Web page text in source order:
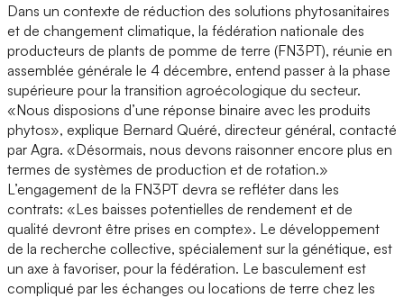
Dans un contexte de réduction des solutions phytosanitaires
et de changement climatique, la fédération nationale des
producteurs de plants de pomme de terre (FN3PT), réunie en
assemblée générale le 4 décembre, entend passer à la phase
supérieure pour la transition agroécologique du secteur.
«Nous disposions d’une réponse binaire avec les produits
phytos», explique Bernard Quéré, directeur général, contacté
par Agra. «Désormais, nous devons raisonner encore plus en
termes de systèmes de production et de rotation.»
L’engagement de la FN3PT devra se refléter dans les
contrats: «Les baisses potentielles de rendement et de
qualité devront être prises en compte». Le développement
de la recherche collective, spécialement sur la génétique, est
un axe à favoriser, pour la fédération. Le basculement est
compliqué par les échanges ou locations de terre chez les